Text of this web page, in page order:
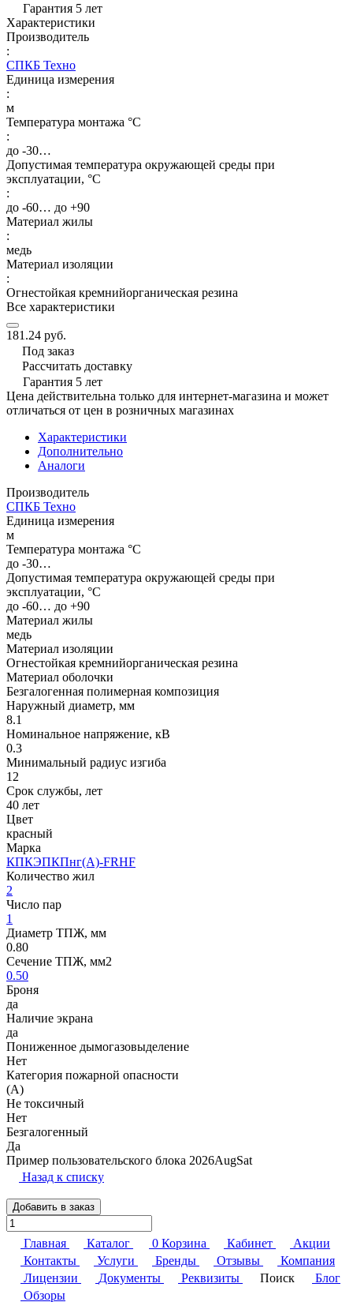
Гарантия 5 лет
Характеристики
Производитель
:
СПКБ Техно
Единица измерения
:
м
Температура монтажа °C
:
до -30…
Допустимая температура окружающей среды при
эксплуатации, °C
:
до -60… до +90
Материал жилы
:
медь
Материал изоляции
:
Огнестойкая кремнийорганическая резина
Все характеристики
181.24 руб.
Под заказ
Рассчитать доставку
Гарантия 5 лет
Цена действительна только для интернет-магазина и может
отличаться от цен в розничных магазинах
Характеристики
Дополнительно
Аналоги
Производитель
СПКБ Техно
Единица измерения
м
Температура монтажа °C
до -30…
Допустимая температура окружающей среды при
эксплуатации, °C
до -60… до +90
Материал жилы
медь
Материал изоляции
Огнестойкая кремнийорганическая резина
Материал оболочки
Безгалогенная полимерная композиция
Наружный диаметр, мм
8.1
Номинальное напряжение, кВ
0.3
Минимальный радиус изгиба
12
Срок службы, лет
40 лет
Цвет
красный
Марка
КПКЭПКПнг(A)-FRHF
Количество жил
2
Число пар
1
Диаметр ТПЖ, мм
0.80
Сечение ТПЖ, мм2
0.50
Броня
да
Наличие экрана
да
Пониженное дымогазовыделение
Нет
Категория пожарной опасности
(A)
Не токсичный
Нет
Безгалогенный
Да
Пример пользовательского блока 2026AugSat
Назад к списку
Добавить в заказ
Главная Каталог 0 Корзина Кабинет
Акции
Контакты
Услуги Бренды Отзывы
Компания
Лицензии
Документы Реквизиты Поиск
Блог
Обзоры